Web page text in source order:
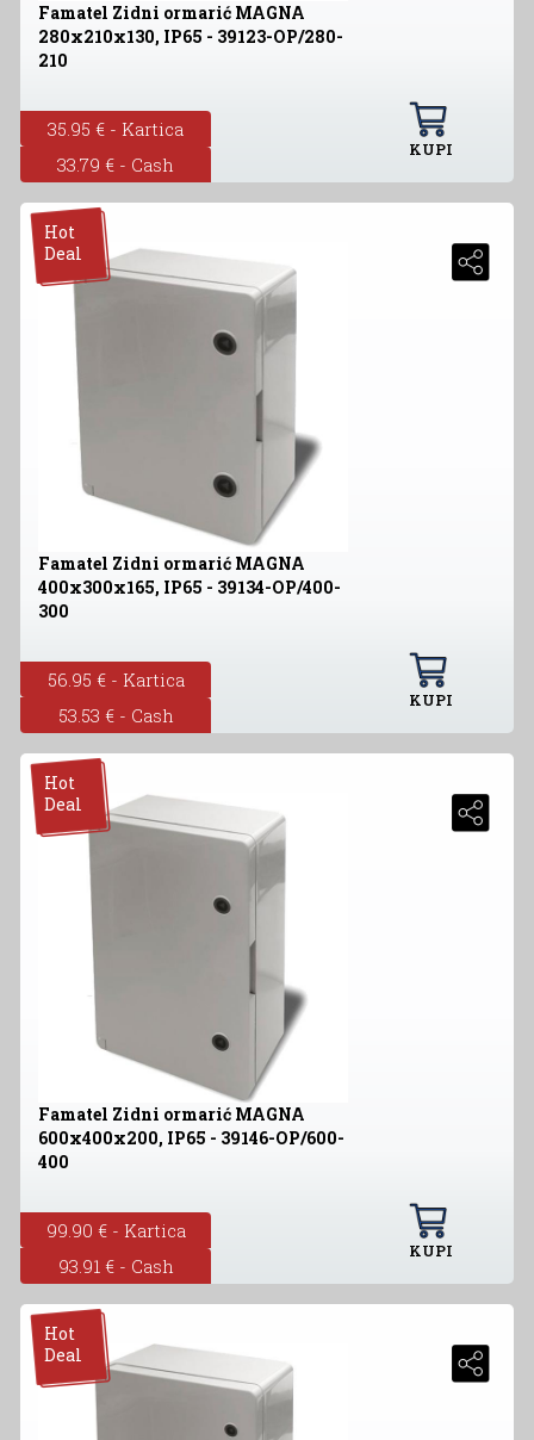
Famatel Zidni ormarić MAGNA
280x210x130, IP65 - 39123-OP/280-
210
35.95 € - Kartica
33.79 € - Cash
KUPI
Hot
Deal
Famatel Zidni ormarić MAGNA
400x300x165, IP65 - 39134-OP/400-
300
56.95 € - Kartica
53.53 € - Cash
KUPI
Hot
Deal
Famatel Zidni ormarić MAGNA
600x400x200, IP65 - 39146-OP/600-
400
99.90 € - Kartica
93.91 € - Cash
KUPI
Hot
Deal